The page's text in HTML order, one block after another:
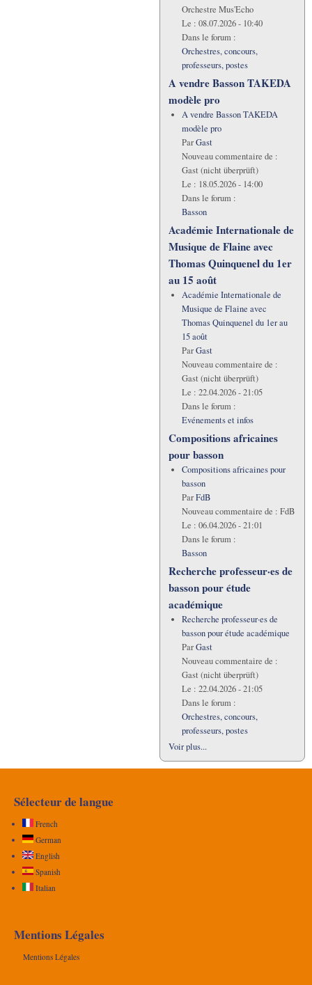
Orchestre Mus'Echo
Le : 08.07.2026 - 10:40
Dans le forum :
Orchestres, concours,
professeurs, postes
A vendre Basson TAKEDA
modèle pro
A vendre Basson TAKEDA
modèle pro
ParGast
Nouveau commentaire de :
Gast (nicht überprüft)
Le : 18.05.2026 - 14:00
Dans le forum :
Basson
Académie Internationale de
Musique de Flaine avec
Thomas Quinquenel du 1er
au 15 août
Académie Internationale de
Musique de Flaine avec
Thomas Quinquenel du 1er au
15 août
ParGast
Nouveau commentaire de :
Gast (nicht überprüft)
Le : 22.04.2026 - 21:05
Dans le forum :
Evénements et infos
Compositions africaines
pour basson
Compositions africaines pour
basson
ParFdB
Nouveau commentaire de : FdB
Le : 06.04.2026 - 21:01
Dans le forum :
Basson
Recherche professeur·es de
basson pour étude
académique
Recherche professeur·es de
basson pour étude académique
ParGast
Nouveau commentaire de :
Gast (nicht überprüft)
Le : 22.04.2026 - 21:05
Dans le forum :
Orchestres, concours,
professeurs, postes
Voir plus...
Sélecteur de langue
French
German
English
Spanish
Italian
Mentions Légales
Mentions Légales